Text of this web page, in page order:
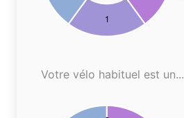
Votre vélo habituel est un...